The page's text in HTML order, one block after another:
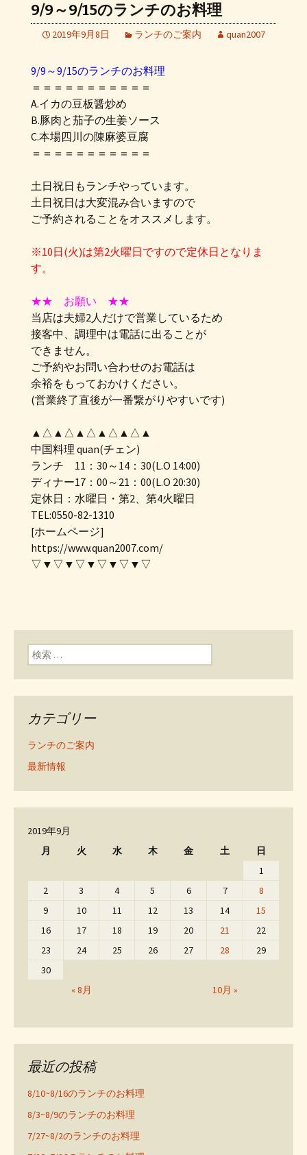
9/9～9/15のランチのお料理
2019年9月8日 ランチのご案内 quan2007
9/9～9/15のランチのお料理
＝＝＝＝＝＝＝＝＝＝＝
A.イカの豆板醤炒め
B.豚肉と茄子の生姜ソース
C.本場四川の陳麻婆豆腐
＝＝＝＝＝＝＝＝＝＝＝
土日祝日もランチやっています。
土日祝日は大変混み合いますので
ご予約されることをオススメします。
※10日(火)は第2火曜日ですので定休日となりま
す。
★★ お願い ★★
当店は夫婦2人だけで営業しているため
接客中、調理中は電話に出ることが
できません。
ご予約やお問い合わせのお電話は
余裕をもっておかけください。
(営業終了直後が一番繋がりやすいです)
▲△▲△▲△▲△▲△▲
中国料理 quan(チェン)
ランチ 11：30～14：30(L.O 14:00)
ディナー17：00～21：00(L.O 20:30)
定休日：水曜日・第2、第4火曜日
TEL:0550-82-1310
[ホームページ]
https://www.quan2007.com/
▽▼▽▼▽▼▽▼▽▼▽
検索:
カテゴリー
ランチのご案内
最新情報
2019年9月
月
火 水 木 金 土 日
« 8月 10月 »
1
2
3 4 5 6 7
8
9
10 11 12 13 14
15
16
17 18 19 20 21
22
23
24 25 26 27 28
29
30
最近の投稿
8/10~8/16のランチのお料理
8/3~8/9のランチのお料理
7/27~8/2のランチのお料理